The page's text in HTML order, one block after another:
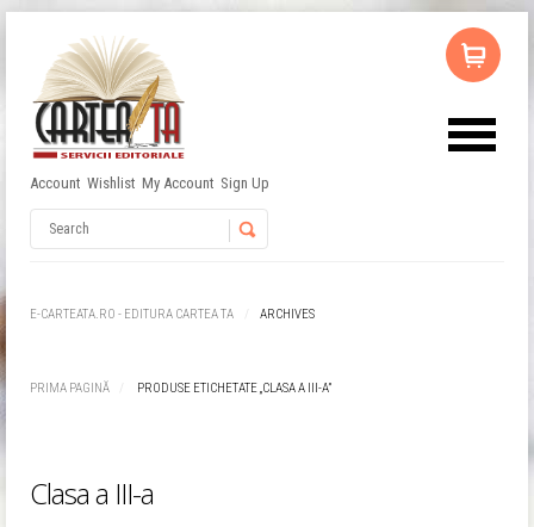
Account Wishlist My Account Sign Up
E-CARTEATA.RO - EDITURA CARTEA TA ARCHIVES
PRIMA PAGINĂ PRODUSE ETICHETATE „CLASA A III-A”
Clasa a III-a